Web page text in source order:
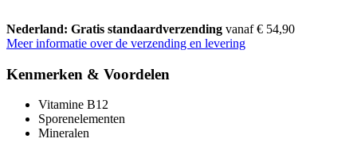
Nederland: Gratis standaardverzending vanaf € 54,90
Meer informatie over de verzending en levering
Kenmerken & Voordelen
Vitamine B12
Sporenelementen
Mineralen